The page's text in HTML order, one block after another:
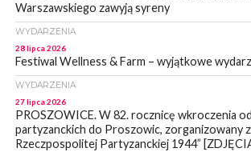
Warszawskiego zawyją syreny
WYDARZENIA
28 lipca 2026
Festiwal Wellness & Farm – wyjątkowe
WYDARZENIA
27 lipca 2026
PROSZOWICE. W 82. rocznicę wkroczenia
partyzanckich do Proszowic, zorganizowany
Rzeczpospolitej Partyzanckiej 1944”